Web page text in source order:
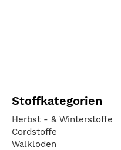
Stoffkategorien
Herbst - & Winterstoffe
Cordstoffe
Walkloden